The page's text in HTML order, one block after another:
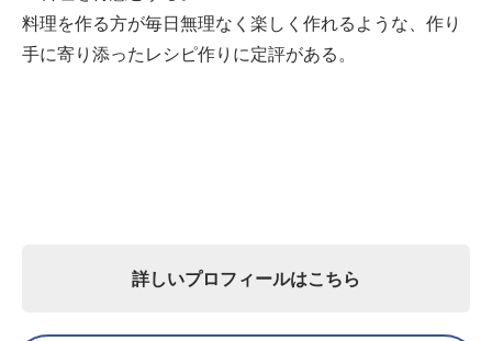
料理を作る方が毎日無理なく楽しく作れるような、作り
手に寄り添ったレシピ作りに定評がある。
詳しいプロフィールはこちら